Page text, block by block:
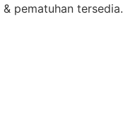
pematuhan tersedia.